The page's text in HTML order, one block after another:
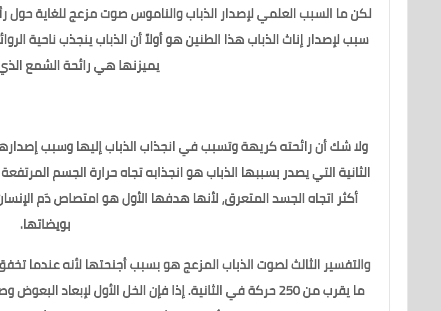
لكن ما السبب العلمي لإصدار الذباب والناموس صوت مزعج للغاية حول
سبب لإصدار إناث الذباب هذا الطنين هو أولاً أن الذباب ينجذب ناحية
يميزنها هي رائحة الشمع
ولا شك أن رائحته كريهة وتسبب في انجذاب الذباب إليها وسبب
الثانية التي يصدر بسببها الذباب هو انجذابه تجاه حرارة الجسم
أكثر اتجاه الجسد المتعرق، لأنها هدفها الأول هو امتصاص دَم
بويضاتها.
والتفسير الثالث لصوت الذباب المزعج هو بسبب أجنحتها لأنه
ما يقرب من 250 حركة في الثانية. إذا فإن الخل الأول